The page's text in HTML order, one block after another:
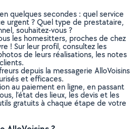
quelques secondes : quel service
urgent ? Quel type de prestataire,
souhaitez-vous ?
les homesitters, proches de chez
! Sur leur profil, consultez les
de leurs réalisations, les notes
depuis la messagerie AlloVoisins
et efficaces.
au paiement en ligne, en passant
l’état des lieux, les devis et les
gratuits à chaque étape de votre